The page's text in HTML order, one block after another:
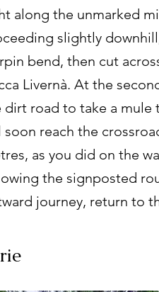
along the unmarked
slightly
bend, then cut
Livernà. At the
dirt road to take a mule
soon reach the
as you did on the
the signposted
journey, return to